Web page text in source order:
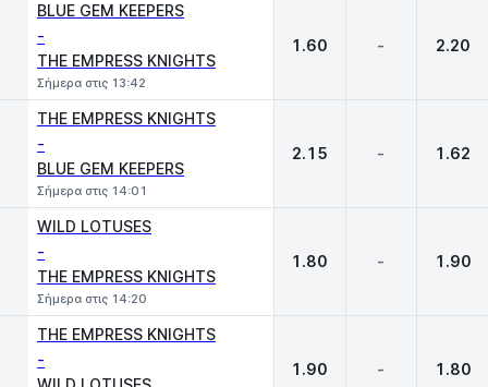
BLUE GEM KEEPERS
-
THE EMPRESS KNIGHTS
Σήμερα στις 13:42
1.60 - 2.20
THE EMPRESS KNIGHTS
-
BLUE GEM KEEPERS
Σήμερα στις 14:01
2.15 - 1.62
WILD LOTUSES
-
THE EMPRESS KNIGHTS
Σήμερα στις 14:20
1.80 - 1.90
THE EMPRESS KNIGHTS
- 1.90 - 1.80